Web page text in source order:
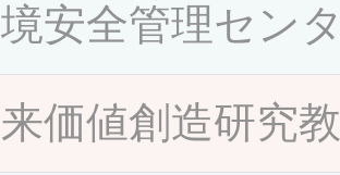
安全管理セン
価値創造研究